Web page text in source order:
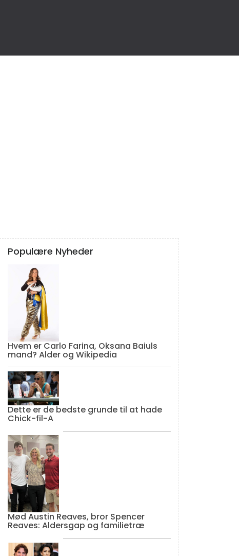
Populære Nyheder
Hvem er Carlo Farina, Oksana Baiuls
mand? Alder og Wikipedia
Dette er de bedste grunde til at hade
Chick-fil-A
Mød Austin Reaves, bror Spencer
Reaves: Aldersgap og familietræ